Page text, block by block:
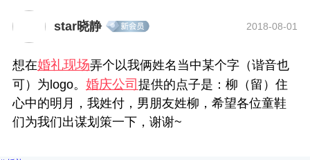
star晓静 2018-08-01
想在婚礼现场弄个以我俩姓名当中某个字（谐音也
可）为logo。 婚庆公司 提供的点子是：柳（留）住
心中的明月，我姓付，男朋友姓柳，希望各位童鞋
们为我们出谋划策一下，谢谢~